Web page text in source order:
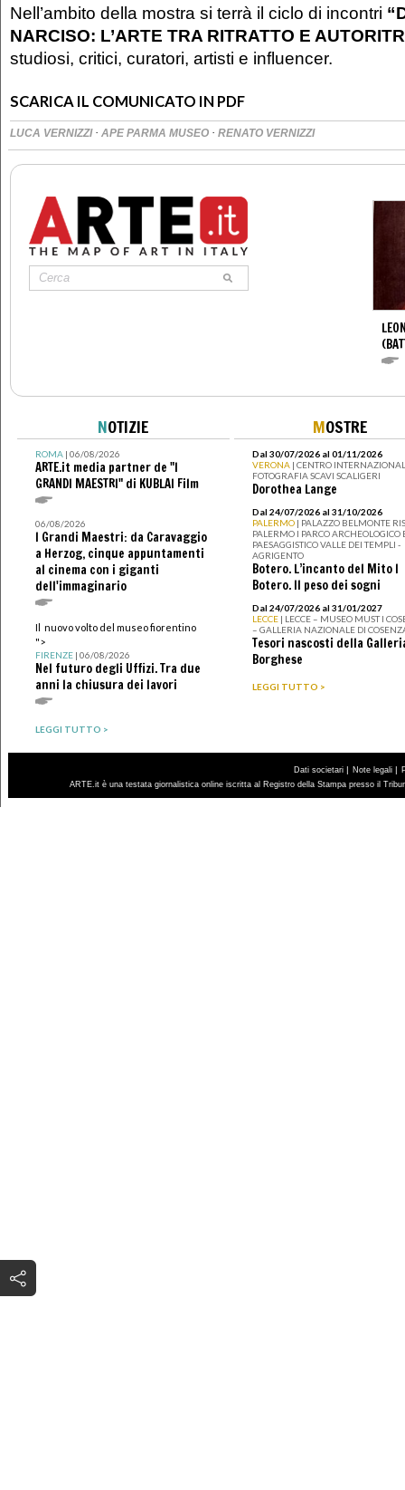
Nell’ambito della mostra si terrà il ciclo di incontri
NARCISO: L’ARTE TRA RITRATTO E
studiosi, critici, curatori, artisti e influencer.
SCARICA IL COMUNICATO IN PDF
LUCA VERNIZZI · APE PARMA MUSEO · RENATO VERNIZZI
NOTIZIE
ROMA| 06/08/2026
ARTE.it media partner de "I
GRANDI MAESTRI" di KUBLAI Film
06/08/2026
I Grandi Maestri: da Caravaggio
a Herzog, cinque appuntamenti
al cinema con i giganti
dell'immaginario
Il nuovo volto del museo fiorentino
">
FIRENZE| 06/08/2026
Nel futuro degli Uffizi. Tra due
anni la chiusura dei lavori
LEGGI TUTTO >
MOSTRE
Dal 30/07/2026 al 01/11/2026
VERONA | CENTRO
FOTOGRAFIA SCAVI SCALIGERI
Dorothea Lange
Dal 24/07/2026 al 31/10/2026
PALERMO | PALAZZO BELMONTE
PALERMO I PARCO ARCHEOLOGICO
PAESAGGISTICO VALLE DEI TEMPLI -
AGRIGENTO
Botero. L’incanto del Mito I
Botero. Il peso dei sogni
Dal 24/07/2026 al 31/01/2027
LECCE | LECCE – MUSEO MUST I
– GALLERIA NAZIONALE DI
Tesori nascosti della
Borghese
LEGGI TUTTO >
Dati societari | Note legali |
ARTE.it è una testata giornalistica online iscritta al Registro della Stampa presso il